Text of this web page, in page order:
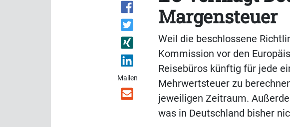
Mailen
Margensteuer
Weil die beschlossene
Kommission vor den
Reisebüros künftig für jede
Mehrwertsteuer zu
jeweiligen Zeitraum.
was in Deutschland bisher